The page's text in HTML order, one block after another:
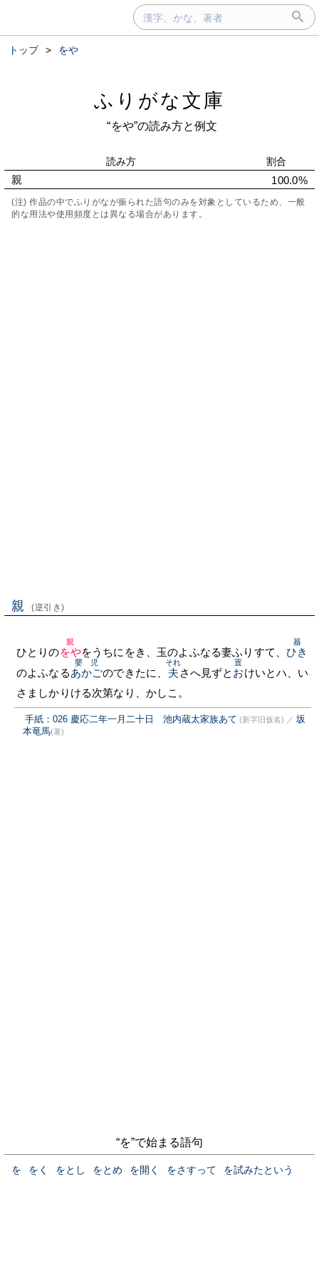
トップ > をや
ふりがな文庫
“をや”の読み方と例文
読み方 割合
親 100.0%
(注) 作品の中でふりがなが振られた語句のみを対象としているため、一般
的な用法や使用頻度とは異なる場合があります。
親 (逆引き)
ひとりのをや
親
をうちにをき、玉のよふなる妻ふりすて、 ひき
蟇
のよふなるあかご
嬰児
のできたに、 夫
それ
さへ見ずと お
置
けいとハ、い
さましかりける次第なり、かしこ。
手紙：026 慶応二年一月二十日 池内蔵太家族あて (新字旧仮名) ／ 坂
本竜馬(著)
“を”で始まる語句
を をく をとし をとめ を開く をさすって を試みたという